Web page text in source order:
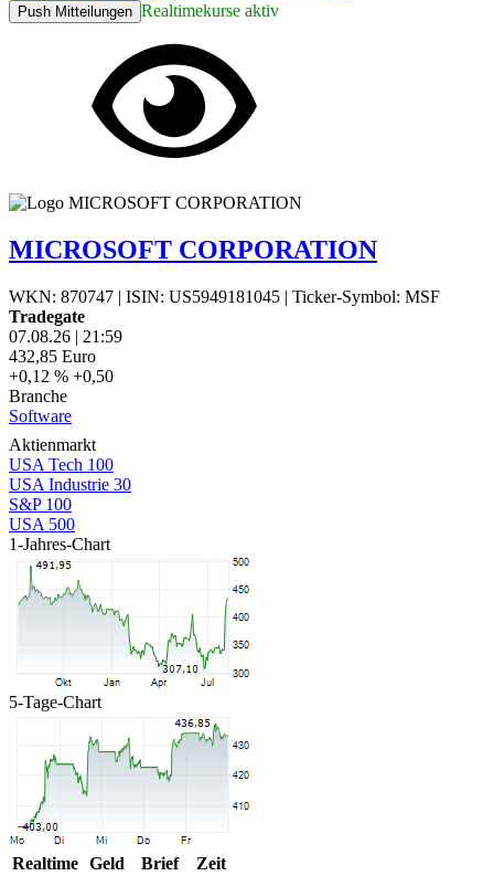
Push Mitteilungen Realtimekurse aktiv
MICROSOFT CORPORATION
WKN: 870747 | ISIN: US5949181045 | Ticker-Symbol: MSF
Tradegate
07.08.26 | 21:59
432,85 Euro
+0,12 % +0,50
Branche
Software
Aktienmarkt
USA Tech 100
USA Industrie 30
S&P 100
USA 500
1-Jahres-Chart
5-Tage-Chart
Realtime Geld Brief
Zeit